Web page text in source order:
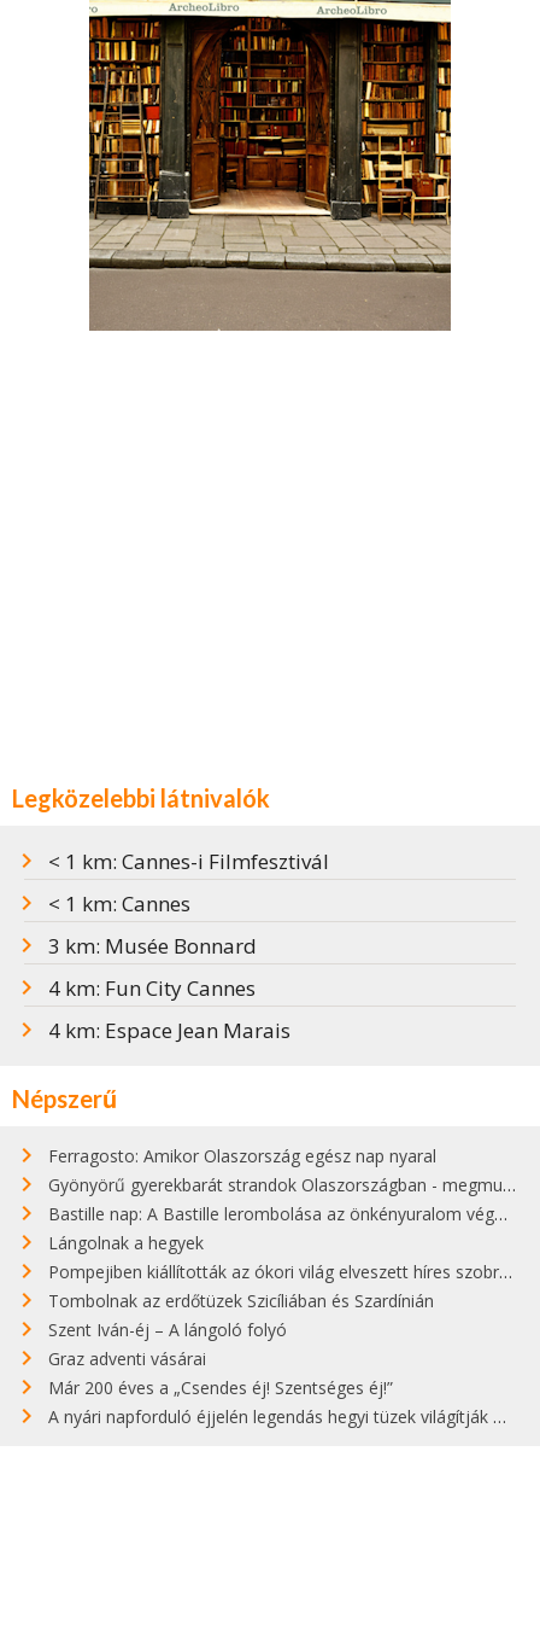
Legközelebbi látnivalók
< 1 km: Cannes-i Filmfesztivál
< 1 km: Cannes
3 km: Musée Bonnard
4 km: Fun City Cannes
4 km: Espace Jean Marais
Népszerű
Ferragosto: Amikor Olaszország egész nap nyaral
Gyönyörű gyerekbarát strandok Olaszországban - megmutatjuk a 15 legjobbat
Bastille nap: A Bastille lerombolása az önkényuralom végét jelentette
Lángolnak a hegyek
Pompejiben kiállították az ókori világ elveszett híres szobrának másolatát
Tombolnak az erdőtüzek Szicíliában és Szardínián
Szent Iván-éj – A lángoló folyó
Graz adventi vásárai
Már 200 éves a „Csendes éj! Szentséges éj!”
A nyári napforduló éjjelén legendás hegyi tüzek világítják meg Zugspitzét